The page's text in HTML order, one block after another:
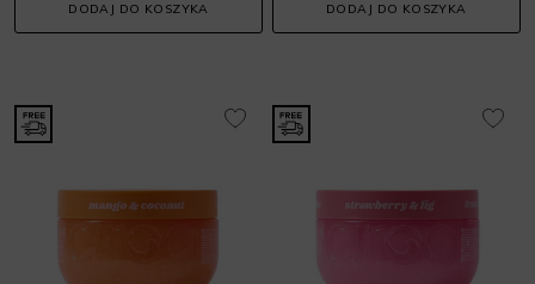
DODAJ DO KOSZYKA DODAJ DO KOSZYKA